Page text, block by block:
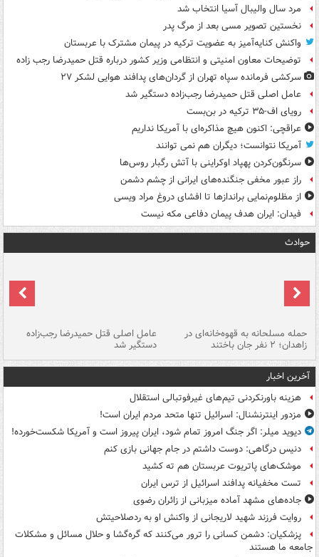
مرد سال والیبال آسیا انتخاب شد
نخستین تصویر مسی بعد از مرگ پدر
واکنش کنایه‌آمیز به عضویت ترکیه در پیمان مشترک با عربستان
توضیحات معاون امنیتی و انتظامی وزیر کشور درباره قتل حمیدرضا رجب زاده
سرکشی فرمانده سپاه تهران از گردان‌های پدافند هوایی لشکر ۲۷
عامل اصلی قتل حمیدرضا رجب‌زاده دستگیر شد
رویای اف-۳۵ ترکیه در بن‌بست
عراقچی: اکنون هیچ مذاکره‌ای با آمریکا نداریم
آمریکا نتوانست؛ دیگران هم نمی توانند
سرنگون‌کردن پهپاد اوکراینی با آتش رگبار روس‌ها
راز عبور مخفی جنگنده‌های ایرانی از چشم دشمن
از مظلوم‌نمایی براندازها تا افشای دروغ مراد ویسی
فیدان: ایران هدف پیمان دفاعی مکه نیست
حوادث
حمله مسلحانه به قهوه‌خانه‌ای در
زاهدان؛ ۲ نفر جان باختند
عامل اصلی قتل حمیدرضا رجب‌زاده
دستگیر شد
آخرین اخبار
هزینه باورنکردنی تیم‌های غیرفوتبالی استقلال
مزدور اینترنشنال: اسرائیل تنها متحد مردم ایران است!
دیوید میلر: اگر جنگ امروز تمام شود، ایران پیروز است و آمریکا شکست‌خورده!
دنیس درگاهی: دوست داشتم در جام جهانی بازی کنم
موشک‌های پاتریوت عربستان هم ته‌ کشید
تست مخفیانه پدافند اسرائیل از ترس ایران
جاده‌های مشهد آماده میزبانی از زائران رضوی
روایت فرزند شهید لاریجانی از واکنش او به ردصلاحیتش
پزشکیان: دشمن کسانی را ترور می‌کنند که گره‌گشا و حلال مسائل و مشکلات
جامعه ما هستند